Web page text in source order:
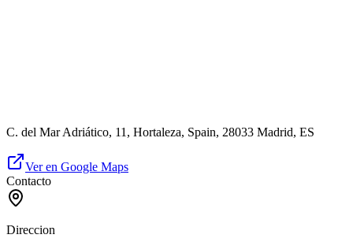
C. del Mar Adriático, 11, Hortaleza, Spain, 28033 Madrid, ES
Ver en Google Maps
Contacto
Direccion